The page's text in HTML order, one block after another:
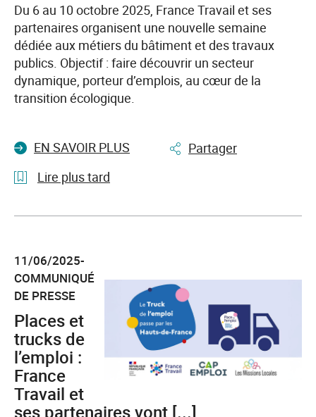
reprise
d’entreprise
Du 6 au 10 octobre 2025, France Travail et ses
partenaires organisent une nouvelle semaine
dédiée aux métiers du bâtiment et des travaux
publics. Objectif : faire découvrir un secteur
dynamique, porteur d’emplois, au cœur de la
transition écologique.
EN SAVOIR PLUS
Partager
Lire plus tard
des
métiers
du
btp:
100
événements
pour
construire
son
11/06/2025-
COMMUNIQUÉ
DE PRESSE
Places et
trucks de
l’emploi :
France
Travail et
ses partenaires vont [...]